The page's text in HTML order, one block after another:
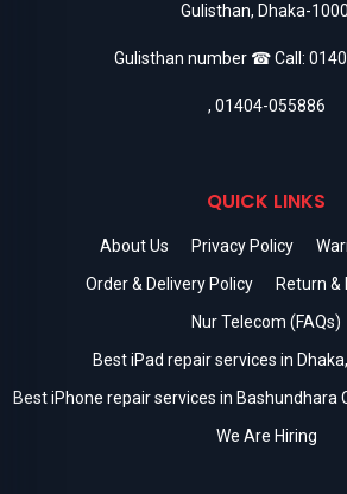
Gulisthan, Dhaka-1000.
Gulisthan number ☎ Call:
, 01404-055886
QUICK LINKS
About Us Privacy Policy
Order & Delivery Policy
Return &
Nur Telecom (FAQs)
Best iPad repair services in
Best iPhone repair services in Bashundhara
We Are Hiring